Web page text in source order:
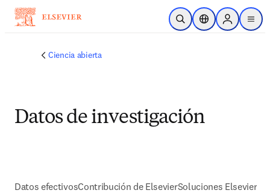
Saltar al contenido principal
Abrir búsqueda
Selector deSign in to
menu
Ciencia abierta
Datos de investigación
Datos efectivosContribución de ElsevierSoluciones Elsevier